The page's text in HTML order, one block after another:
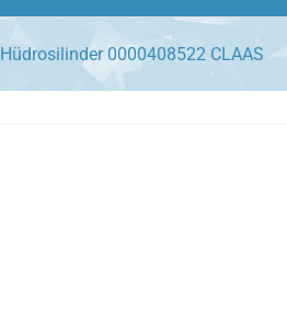
Hüdrosilinder 0000408522 CLAAS